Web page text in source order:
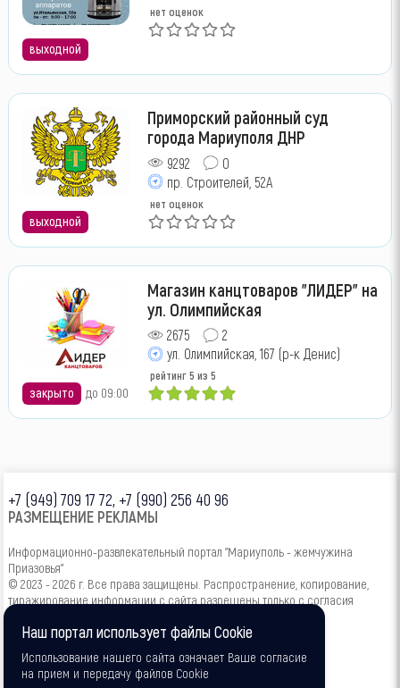
выходной
нет оценок
выходной
Приморский районный суд
города Мариуполя ДНР
9292
0
пр. Строителей, 52А
нет оценок
закрыто до 09:00
Магазин канцтоваров "ЛИДЕР" на
ул. Олимпийская
2675
2
ул. Олимпийская, 167 (р-к Денис)
рейтинг5 из 5
+7 (949) 709 17 72, +7 (990) 256 40 96
РАЗМЕЩЕНИЕ РЕКЛАМЫ
Информационно-развлекательный портал "Мариуполь - жемчужина
Приазовья"
© 2023 - 2026 г. Все права защищены. Распространение, копирование,
тиражирование информации с сайта разрешены только с согласия
16+
Наш портал использует файлы Cookie
Использование нашего сайта означает Ваше согласие
на прием и передачу файлов Cookie